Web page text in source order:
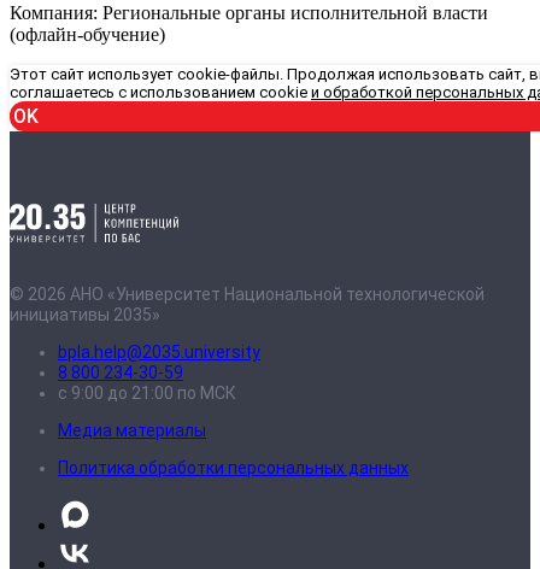
Компания: Региональные органы исполнительной власти
(офлайн-обучение)
Этот сайт использует cookie-файлы. Продолжая использовать сайт,
соглашаетесь с использованием cookie и обработкой персональных
OK
© 2026 АНО «Университет Национальной технологической
инициативы 2035»
bpla.help@2035.university
8 800 234-30-59
с 9:00 до 21:00 по МСК
Медиа материалы
Политика обработки персональных данных